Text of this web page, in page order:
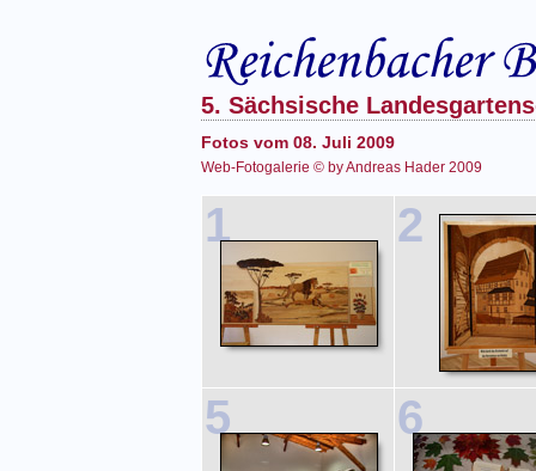
5. Sächsische
Fotos vom 08. Juli 2009
Web-Fotogalerie © by Andreas Hader 2009
1 2
5 6